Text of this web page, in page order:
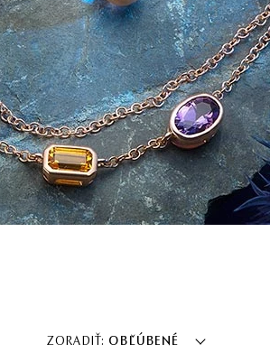
ZORADIŤ: OBĽÚBENÉ